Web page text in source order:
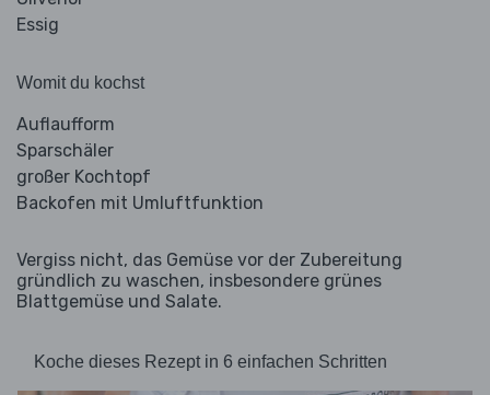
Essig
Womit du kochst
Auflaufform
Sparschäler
großer Kochtopf
Backofen mit Umluftfunktion
Vergiss nicht, das Gemüse vor der Zubereitung
gründlich zu waschen, insbesondere grünes
Blattgemüse und Salate.
Koche dieses Rezept in 6 einfachen Schritten